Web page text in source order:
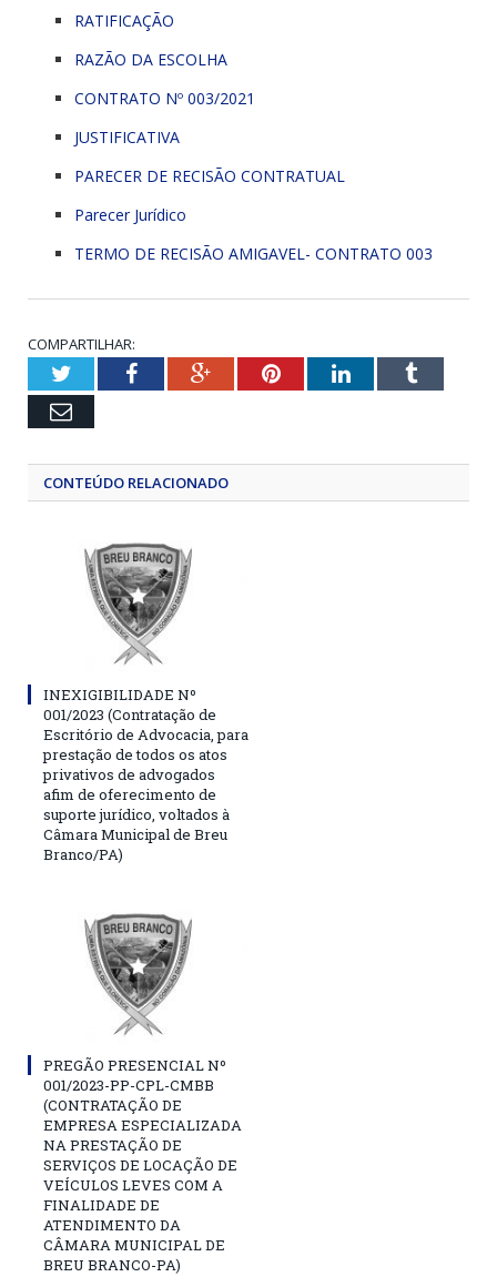
RATIFICAÇÃO
RAZÃO DA ESCOLHA
CONTRATO Nº 003/2021
JUSTIFICATIVA
PARECER DE RECISÃO CONTRATUAL
Parecer Jurídico
TERMO DE RECISÃO AMIGAVEL- CONTRATO 003
COMPARTILHAR:
TwitterFacebookGoogle+PinterestLinkedInTumblr
Email
CONTEÚDO RELACIONADO
INEXIGIBILIDADE Nº
001/2023 (Contratação de
Escritório de Advocacia, para
prestação de todos os atos
privativos de advogados
afim de oferecimento de
suporte jurídico, voltados à
Câmara Municipal de Breu
Branco/PA)
PREGÃO PRESENCIAL Nº
001/2023-PP-CPL-CMBB
(CONTRATAÇÃO DE
EMPRESA ESPECIALIZADA
NA PRESTAÇÃO DE
SERVIÇOS DE LOCAÇÃO DE
VEÍCULOS LEVES COM A
FINALIDADE DE
ATENDIMENTO DA
CÂMARA MUNICIPAL DE
BREU BRANCO-PA)